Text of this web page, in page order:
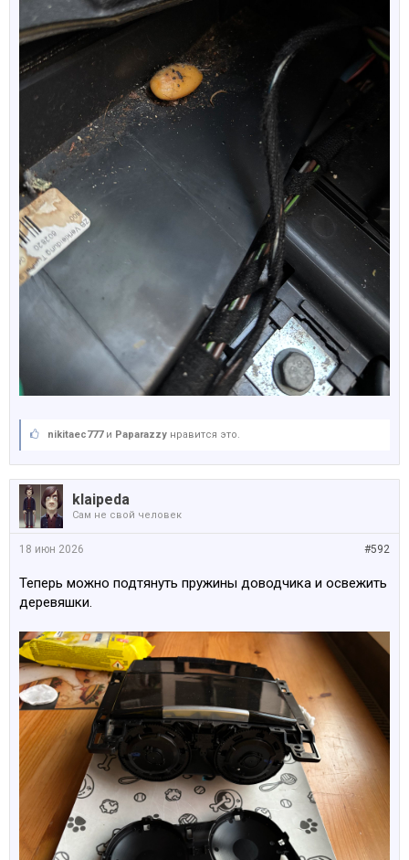
nikitaec777и Paparazzy нравится это.
klaipeda
Сам не свой человек
#592
18 июн 2026
Теперь можно подтянуть пружины доводчика и освежить
деревяшки.